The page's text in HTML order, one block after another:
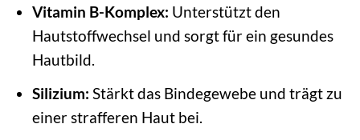
Vitamin B-Komplex: Unterstützt den
Hautstoffwechsel und sorgt für ein gesundes
Hautbild.
Silizium: Stärkt das Bindegewebe und trägt zu
einer strafferen Haut bei.